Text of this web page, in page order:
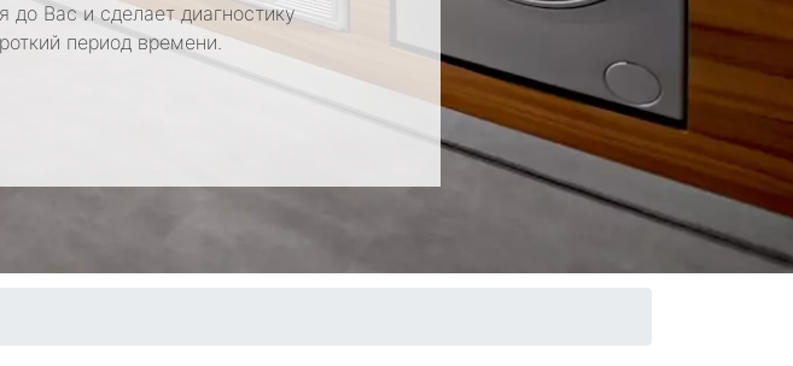
до Вас и сделает диагностику
период времени.